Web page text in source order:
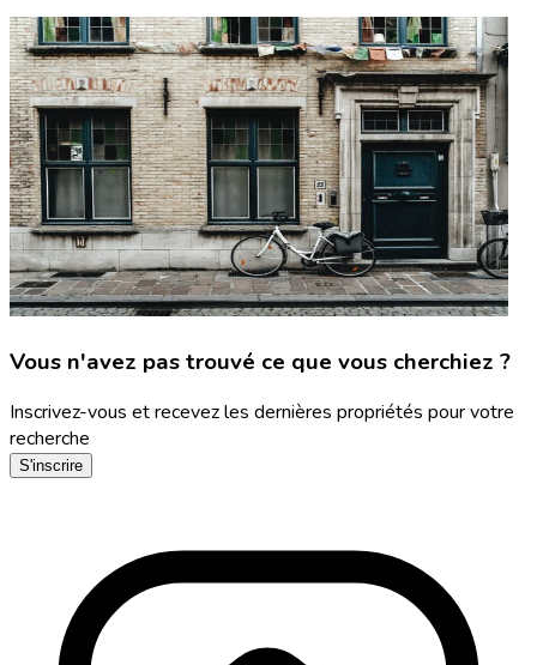
Vous n'avez pas trouvé ce que vous cherchiez ?
Inscrivez-vous et recevez les dernières propriétés pour votre
recherche
S'inscrire